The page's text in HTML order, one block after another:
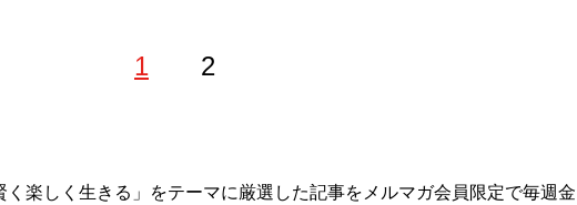
1 2
楽しく生きる」をテーマに厳選した記事をメルマガ会員限定で毎週金